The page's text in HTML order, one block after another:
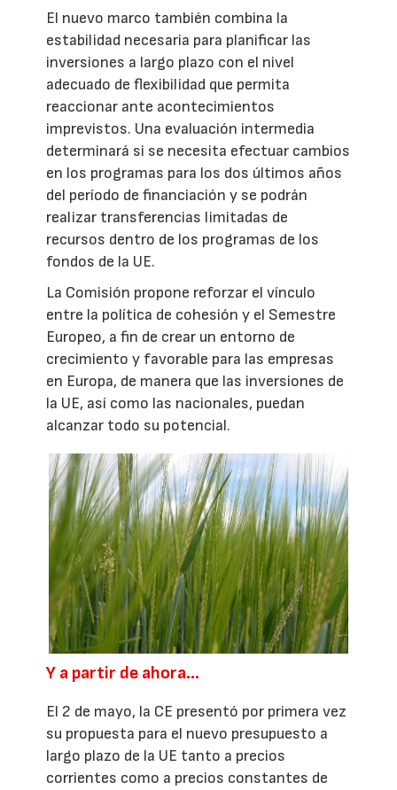
El nuevo marco también combina la
estabilidad necesaria para planificar las
inversiones a largo plazo con el nivel
adecuado de flexibilidad que permita
reaccionar ante acontecimientos
imprevistos. Una evaluación intermedia
determinará si se necesita efectuar cambios
en los programas para los dos últimos años
del período de financiación y se podrán
realizar transferencias limitadas de
recursos dentro de los programas de los
fondos de la UE.
La Comisión propone reforzar el vínculo
entre la política de cohesión y el Semestre
Europeo, a fin de crear un entorno de
crecimiento y favorable para las empresas
en Europa, de manera que las inversiones de
la UE, así como las nacionales, puedan
alcanzar todo su potencial.
Y a partir de ahora…
El 2 de mayo, la CE presentó por primera vez
su propuesta para el nuevo presupuesto a
largo plazo de la UE tanto a precios
corrientes como a precios constantes de